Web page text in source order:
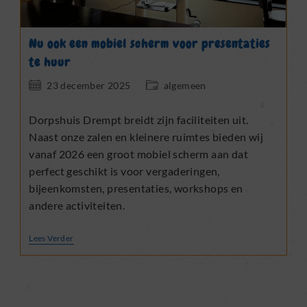
Nu ook een mobiel scherm voor presentaties
te huur
Bericht23 december 2025 Berichtcategorie:
algemeen
Dorpshuis Drempt breidt zijn faciliteiten uit.
Naast onze zalen en kleinere ruimtes bieden wij
vanaf 2026 een groot mobiel scherm aan dat
perfect geschikt is voor vergaderingen,
bijeenkomsten, presentaties, workshops en
andere activiteiten.
Lees VerderNu